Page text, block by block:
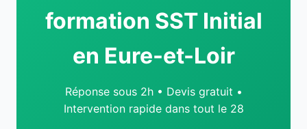
formation SST Initial
en Eure-et-Loir
Réponse sous 2h • Devis gratuit •
Intervention rapide dans tout le 28